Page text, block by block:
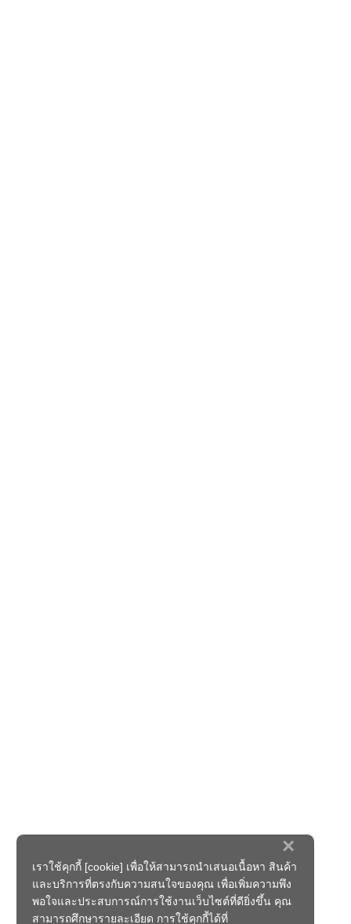
×
เราใช้คุกกี้ [cookie] เพื่อให้สามารถนำเสนอเนื้อหา สินค้า
และบริการที่ตรงกับความสนใจของคุณ เพื่อเพิ่มความพึง
พอใจและประสบการณ์การใช้งานเว็บไซต์ที่ดียิ่งขึ้น คุณ
สามารถศึกษารายละเอียด การใช้คุกกี้ได้ที่